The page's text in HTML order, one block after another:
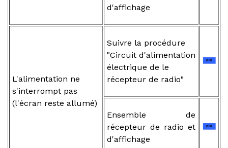
d'affichage
L'alimentation ne
s'interrompt pas
(l'écran reste allumé)
Suivre la procédure
"Circuit d'alimentation
électrique de le
récepteur de radio"
Ensemble de
récepteur de radio et
d'affichage